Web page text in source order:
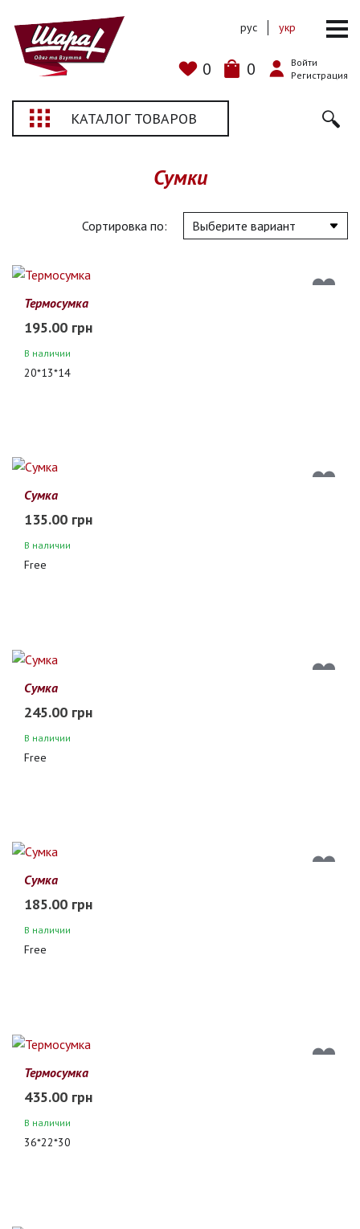
0 0
Войти
Регистрация
рус укр
КАТАЛОГ ТОВАРОВ
Сумки
Сортировка по:
Термосумка
195.00 грн
В наличии
20*13*14
Сумка
135.00 грн
В наличии
Free
Сумка
245.00 грн
В наличии
Free
Сумка
185.00 грн
В наличии
Free
Термосумка
435.00 грн
В наличии
36*22*30